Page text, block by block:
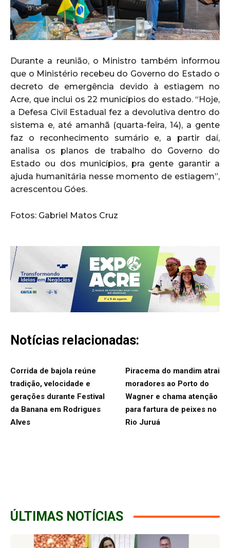
Durante a reunião, o Ministro também informou
que o Ministério recebeu do Governo do Estado o
decreto de emergência devido à estiagem no
Acre, que inclui os 22 municípios do estado. “Hoje,
a Defesa Civil Estadual fez a devolutiva dentro do
sistema e, até amanhã (quarta-feira, 14), a gente
faz o reconhecimento sumário e, a partir daí,
analisa os planos de trabalho do Governo do
Estado ou dos municípios, pra gente garantir a
ajuda humanitária nesse momento de estiagem”,
acrescentou Góes.
Fotos: Gabriel Matos Cruz
Notícias relacionadas:
Corrida de bajola reúne
tradição, velocidade e
gerações durante Festival
da Banana em Rodrigues
Alves
Piracema do mandim atrai
moradores ao Porto do
Wagner e chama atenção
para fartura de peixes no
Rio Juruá
ÚLTIMAS NOTÍCIAS